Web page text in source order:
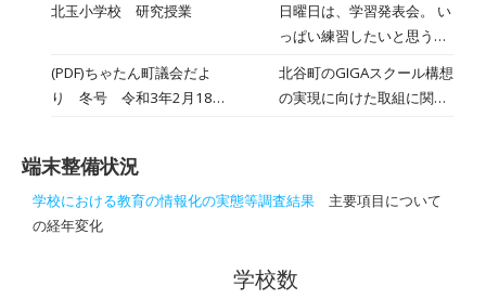
域の皆様にご来校いただ
き、誠にありがとうござい
ました。 子どもたちが日頃
の学習成果を発揮しよう
して本校の取り組みへのご
ても大きな励みとなりまし
北玉小学校 研究授業
日曜日は、学習発表会。 い
っぱい練習したいと思うの
さをさらに引き出すため
に、先生方は、今日も授業
て・・・ 自分の良さや中学
は、友達と協力してお話を
(PDF)ちゃたん町議会だよ
り 冬号 令和3年2月18
北谷町のGIGAスクール構想
の実現に向けた取組に関す
端末整備状況
学校における教育の情報化の実態等調査結果 主要項目について
の経年変化
学校数